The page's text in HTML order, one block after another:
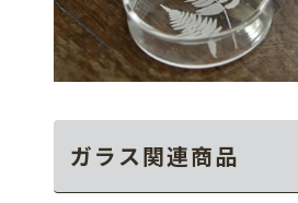
ガラス関連商品